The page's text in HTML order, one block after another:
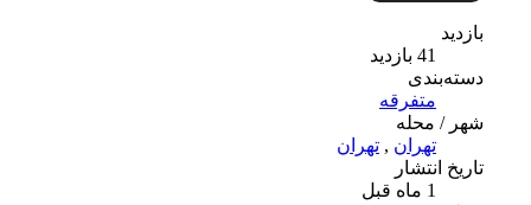
دسته‌بندی
متفرقه
شهر / محله
تهران,تهران
تاریخ انتشار